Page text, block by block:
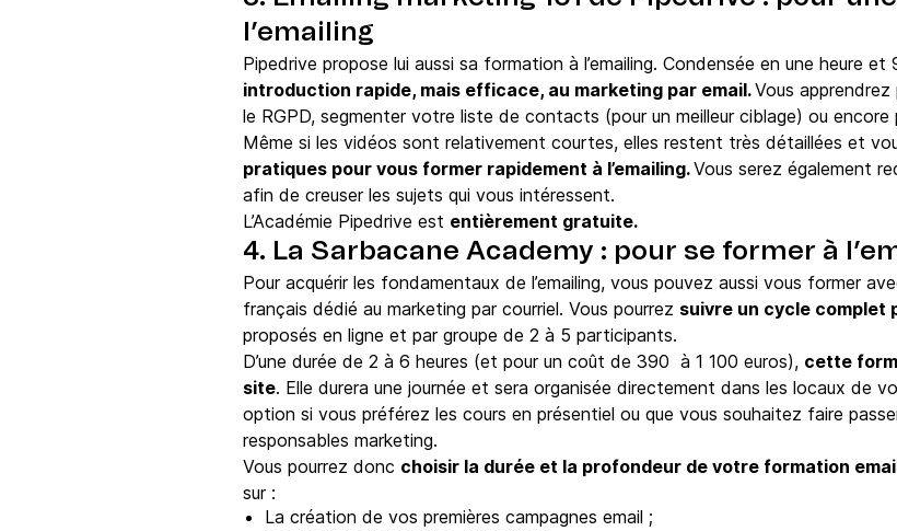
l’emailing
Pipedrive propose lui aussi sa formation à l’emailing. Condensée en une heure
introduction rapide, mais efficace, au marketing par email.Vous
le RGPD, segmenter votre liste de contacts (pour un meilleur ciblage) ou encore
Même si les vidéos sont relativement courtes, elles restent très détaillées et
pratiques pour vous former rapidement à l’emailing.Vous serez également
afin de creuser les sujets qui vous intéressent.
L’Académie Pipedrive est entièrement gratuite.
4. La Sarbacane Academy : pour se former à
Pour acquérir les fondamentaux de l’emailing, vous pouvez aussi vous former
français dédié au marketing par courriel. Vous pourrez suivre un cycle complet
proposés en ligne et par groupe de 2 à 5 participants.
D’une durée de 2 à 6 heures (et pour un coût de 390 à 1 100 euros), cette
site. Elle durera une journée et sera organisée directement dans les locaux de
option si vous préférez les cours en présentiel ou que vous souhaitez faire
responsables marketing.
Vous pourrez donc choisir la durée et la profondeur de votre formation
sur :
La création de vos premières campagnes email ;